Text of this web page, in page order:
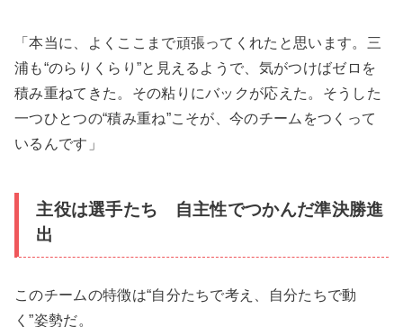
「本当に、よくここまで頑張ってくれたと思います。三
浦も“のらりくらり”と見えるようで、気がつけばゼロを
積み重ねてきた。その粘りにバックが応えた。そうした
一つひとつの“積み重ね”こそが、今のチームをつくって
いるんです」
主役は選手たち 自主性でつかんだ準決勝進
出
このチームの特徴は“自分たちで考え、自分たちで動
く”姿勢だ。